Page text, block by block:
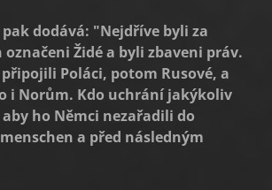
dodává: "Nejdříve byli za
Židé a byli zbaveni práv.
Poláci, potom Rusové, a
i Norům. Kdo uchrání jakýkoliv
ho Němci nezařadili do
a před následným